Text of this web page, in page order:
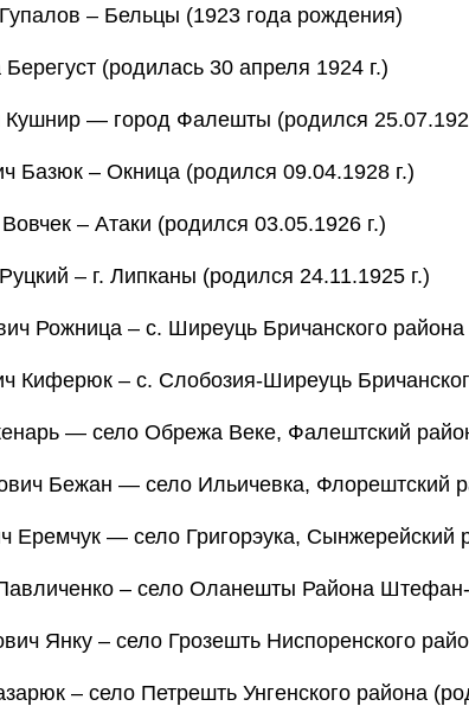
– Бельцы (1923 года рождения)
(родилась 30 апреля 1924 г.)
Кушнир — город Фалешты (родился
Базюк – Окница (родился 09.04.1928 г.)
– Атаки (родился 03.05.1926 г.)
– г. Липканы (родился 24.11.1925 г.)
Рожница – с. Ширеуць Бричанского района
Киферюк – с. Слобозия-Ширеуць
— село Обрежа Веке, Фалештский
Бежан — село Ильичевка, Флорештский
Еремчук — село Григорэука, Сынжерейский
– село Оланешты Района
Янку – село Грозешть Ниспоренского
– село Петрешть Унгенского района